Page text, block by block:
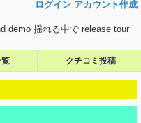
ログイン アカウント作成
demo 揺れる中で release tour
覧 クチコミ投稿